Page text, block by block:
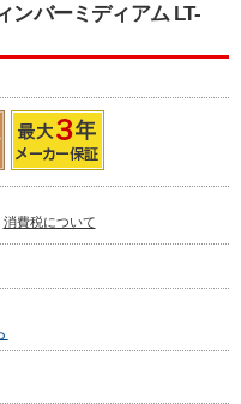
ンバーミディアム LT-
消費税について